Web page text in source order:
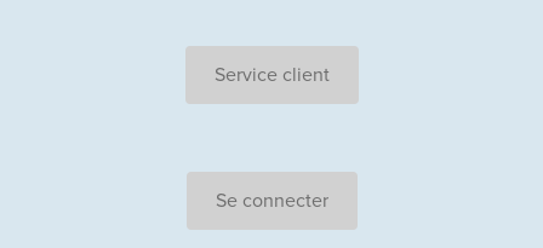
Service client
Se connecter